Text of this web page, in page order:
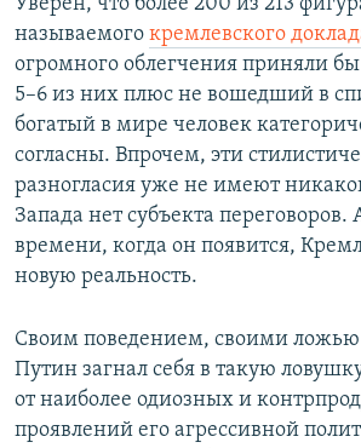
Уверен, что более 200 из 213
называемого кремлевского
огромного облегчения приняли
5–6 из них плюс не вошедший в
богатый в мире человек
согласны. Впрочем, эти
разногласия уже не имеют
Запада нет субъекта переговоров.
времени, когда он появится,
новую реальность.
Своим поведением, своими
Путин загнал себя в такую
от наиболее одиозных и
проявлений его агрессивной